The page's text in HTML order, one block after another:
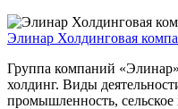
Элинар Холдинговая
Группа компаний
холдинг. Виды
промышленность, сельское